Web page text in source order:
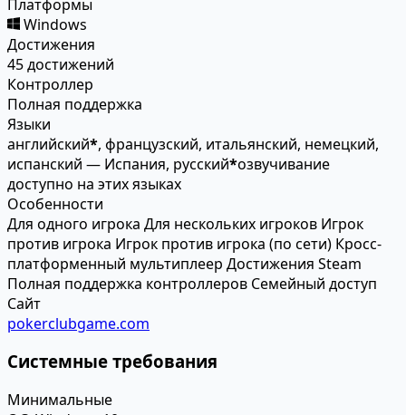
Платформы
Windows
Достижения
45 достижений
Контроллер
Полная поддержка
Языки
английский*, французский, итальянский, немецкий,
испанский — Испания, русский*озвучивание
доступно на этих языках
Особенности
Для одного игрока Для нескольких игроков Игрок
против игрока Игрок против игрока (по сети) Кросс-
платформенный мультиплеер Достижения Steam
Полная поддержка контроллеров Семейный доступ
Сайт
pokerclubgame.com
Системные требования
Минимальные